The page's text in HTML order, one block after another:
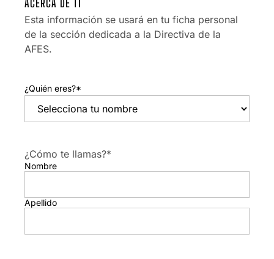
ACERCA DE TI
Esta información se usará en tu ficha personal
de la sección dedicada a la Directiva de la
AFES.
¿Quién eres?*
¿Cómo te llamas?*
Nombre
Apellido